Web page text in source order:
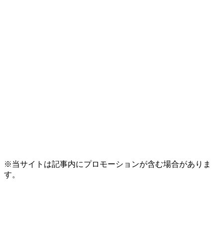
※当サイトは記事内にプロモーションが含む場合がありま
す。